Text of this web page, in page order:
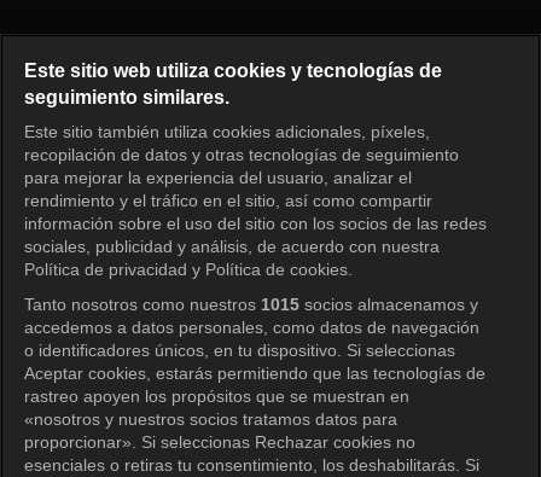
Iniciar sesión
Este sitio web utiliza cookies y tecnologías de
seguimiento similares.
Este sitio también utiliza cookies adicionales, píxeles,
recopilación de datos y otras tecnologías de seguimiento
para mejorar la experiencia del usuario, analizar el
rendimiento y el tráfico en el sitio, así como compartir
información sobre el uso del sitio con los socios de las redes
sociales, publicidad y análisis, de acuerdo con nuestra
Política de privacidad y Política de cookies.
Tanto nosotros como nuestros 1015 socios almacenamos y
accedemos a datos personales, como datos de navegación
o identificadores únicos, en tu dispositivo. Si seleccionas
Aceptar cookies, estarás permitiendo que las tecnologías de
rastreo apoyen los propósitos que se muestran en
«nosotros y nuestros socios tratamos datos para
proporcionar». Si seleccionas Rechazar cookies no
esenciales o retiras tu consentimiento, los deshabilitarás. Si